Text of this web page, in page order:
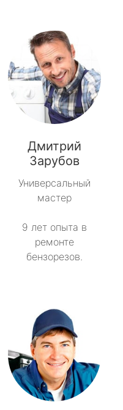
Дмитрий
Зарубов
Универсальный
мастер
9 лет опыта в
ремонте
бензорезов.